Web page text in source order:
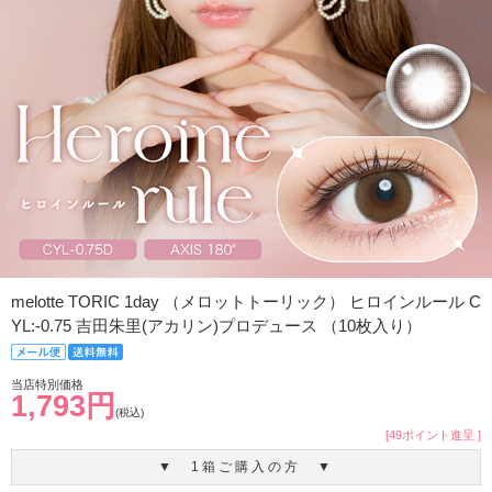
melotte TORIC 1day （メロットトーリック） ヒロインルール C
YL:-0.75 吉田朱里(アカリン)プロデュース （10枚入り）
当店特別価格
1,793円 (税込)
[49ポイント進呈 ]
▼ 1箱ご購入の方 ▼